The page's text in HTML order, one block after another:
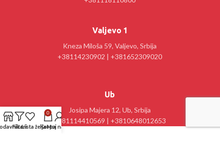
Valjevo 1
Kneza Miloša 59, Valjevo, Srbija
+38114230902 | +381652309020
Ub
Josipa Majera 12, Ub, Srbija
+381114410569 | +3810648012653
FilteriLista želja
0
Korpa
Moj nalog